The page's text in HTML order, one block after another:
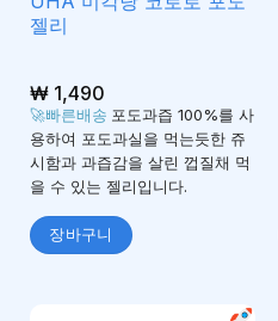
젤리
₩1,490
🚀빠른배송 포도과즙 100%를 사
용하여 포도과실을 먹는듯한 쥬
시함과 과즙감을 살린 껍질채 먹
을 수 있는 젤리입니다.
장바구니